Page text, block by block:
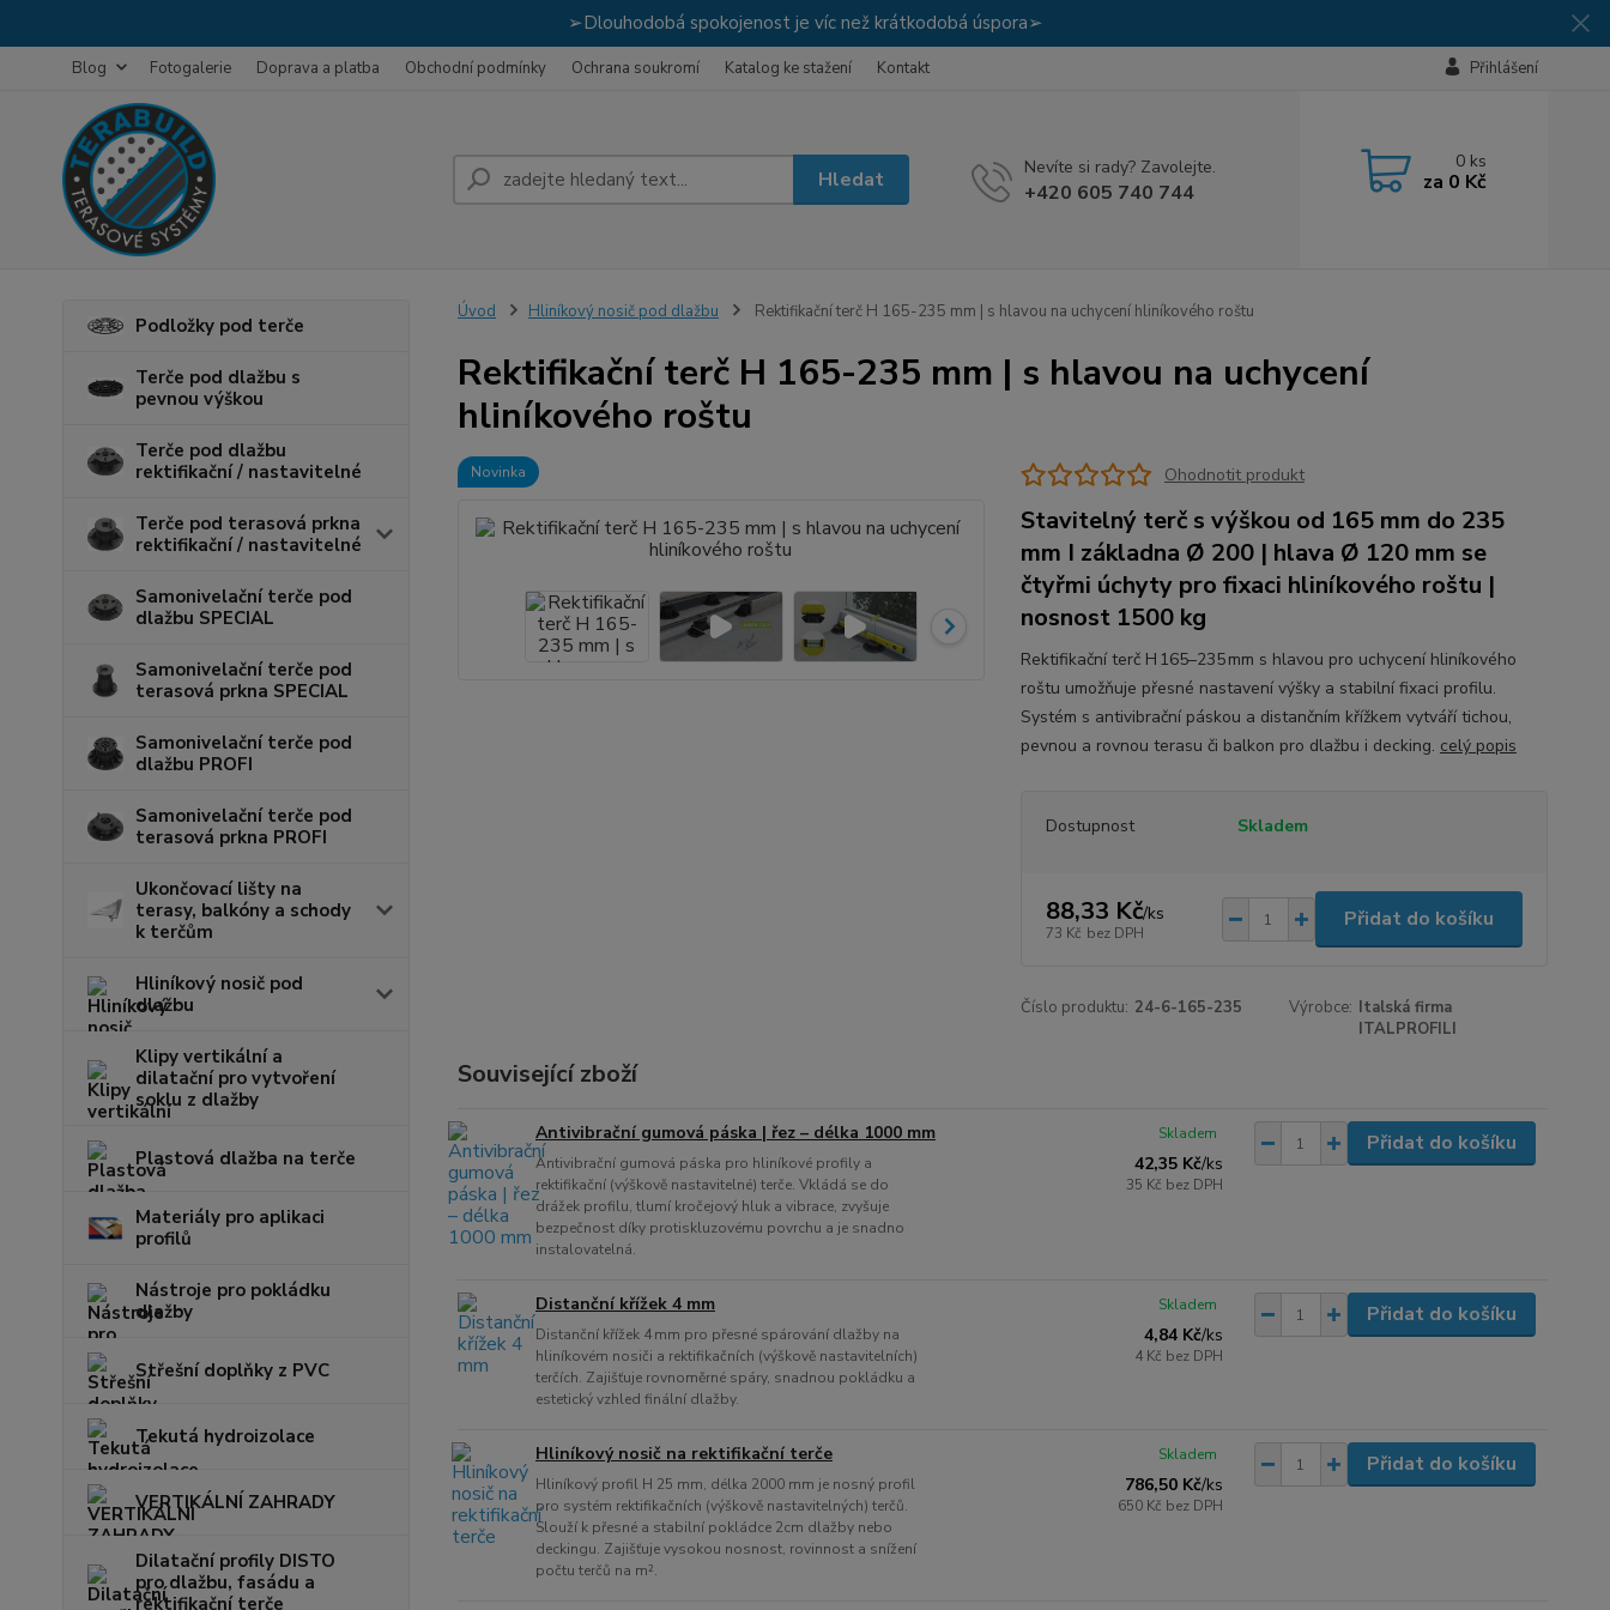
➢Dlouhodobá spokojenost je víc než krátkodobá úspora➢
Blog Fotogalerie Doprava a platba Obchodní podmínky Ochrana soukromí Katalog ke stažení Kontakt Přihlášení
Hledat Nevíte si rady? Zavolejte.
+420 605 740 744
0 ks
za 0 Kč
Podložky pod terče
Terče pod dlažbu s
pevnou výškou
Terče pod dlažbu
rektifikační / nastavitelné
Terče pod terasová prkna
rektifikační / nastavitelné
Samonivelační terče pod
dlažbu SPECIAL
Samonivelační terče pod
terasová prkna SPECIAL
Samonivelační terče pod
dlažbu PROFI
Samonivelační terče pod
terasová prkna PROFI
Ukončovací lišty na
terasy, balkóny a schody
k terčům
Hliníkový nosič pod
dlažbu
Klipy vertikální a
dilatační pro vytvoření
soklu z dlažby
Plastová dlažba na terče
Materiály pro aplikaci
profilů
Nástroje pro pokládku
dlažby
Střešní doplňky z PVC
Tekutá hydroizolace
VERTIKÁLNÍ ZAHRADY
Dilatační profily DISTO
pro dlažbu, fasádu a
rektifikační terče
Úvod Hliníkový nosič pod dlažbu Rektifikační terč H 165-235 mm | s hlavou na uchycení hliníkového roštu
Rektifikační terč H 165-235 mm | s hlavou na uchycení
hliníkového roštu
Novinka Ohodnotit produkt
Stavitelný terč s výškou od 165 mm do 235
mm I základna Ø 200 | hlava Ø 120 mm se
čtyřmi úchyty pro fixaci hliníkového roštu |
nosnost 1500 kg
Rektifikační terč H 165–235 mm s hlavou pro uchycení hliníkového
roštu umožňuje přesné nastavení výšky a stabilní fixaci profilu.
Systém s antivibrační páskou a distančním křížkem vytváří tichou,
pevnou a rovnou terasu či balkon pro dlažbu i decking. celý popis
Dostupnost Skladem
88,33 Kč/ks
73 Kč bez DPH
Přidat do košíku
Číslo produktu: 24-6-165-235 Výrobce: Italská firma
ITALPROFILI
Související zboží
Antivibrační gumová páska | řez – délka 1000 mm
Antivibrační gumová páska pro hliníkové profily a
rektifikační (výškově nastavitelné) terče. Vkládá se do
drážek profilu, tlumí kročejový hluk a vibrace, zvyšuje
bezpečnost díky protiskluzovému povrchu a je snadno
instalovatelná.
42,35 Kč/ks
35 Kč bez DPH
Skladem Přidat do košíku
Distanční křížek 4 mm
Distanční křížek 4 mm pro přesné spárování dlažby na
hliníkovém nosiči a rektifikačních (výškově nastavitelních)
terčích. Zajišťuje rovnoměrné spáry, snadnou pokládku a
estetický vzhled finální dlažby.
4,84 Kč/ks
4 Kč bez DPH
Skladem Přidat do košíku
Hliníkový nosič na rektifikační terče
Hliníkový profil H 25 mm, délka 2000 mm je nosný profil
pro systém rektifikačních (výškově nastavitelných) terčů.
Slouží k přesné a stabilní pokládce 2cm dlažby nebo
deckingu. Zajišťuje vysokou nosnost, rovinnost a snížení
počtu terčů na m².
786,50 Kč/ks
650 Kč bez DPH
Skladem Přidat do košíku